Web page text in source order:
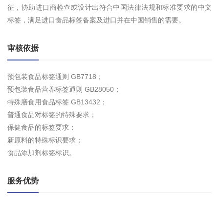
征，协助进口商检查或设计出符合中国法律法规和标准要求的中文
标签，满足进口食品标签备案及进口并在中国销售的需要。
审核依据
预包装食品标签通则 GB7718；
预包装食品营养标签通则 GB28050；
特殊膳食用食品标签 GB13432；
普通食品对标签的特殊要求；
保健食品的标签要求；
新原料的特殊标识要求；
食品添加剂标签标识。
服务优势